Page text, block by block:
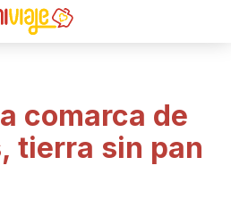
comarca de
tierra sin pan